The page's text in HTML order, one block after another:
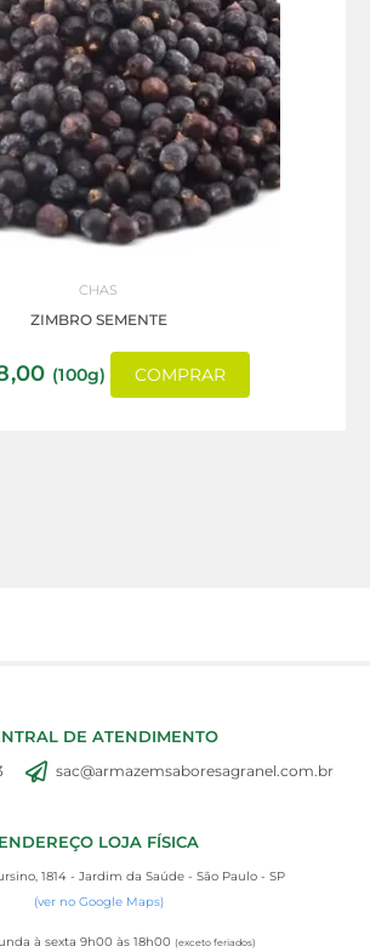
CHAS
ZIMBRO SEMENTE
(100g) COMPRAR
DE ATENDIMENTO
sac@armazemsaboresagranel.com.br
ENDEREÇO LOJA FÍSICA
1814 - Jardim da Saúde - São Paulo - SP
(ver no Google Maps)
à sexta 9h00 às 18h00(exceto feriados)